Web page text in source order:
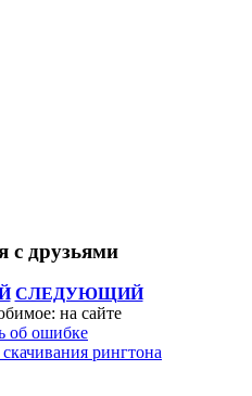
с друзьями
СЛЕДУЮЩИЙ
на сайте
об ошибке
рингтона